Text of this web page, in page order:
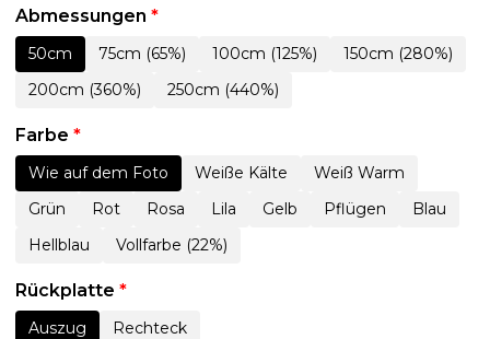
Abmessungen *
50cm 75cm (65%) 100cm (125%)
150cm (280%)
200cm (360%)
250cm (440%)
Farbe *
Wie auf dem Foto Weiße Kälte
Weiß Warm
Grün
Rot Rosa Lila Gelb Pflügen
Blau
Hellblau
Vollfarbe (22%)
Rückplatte *
Auszug Rechteck